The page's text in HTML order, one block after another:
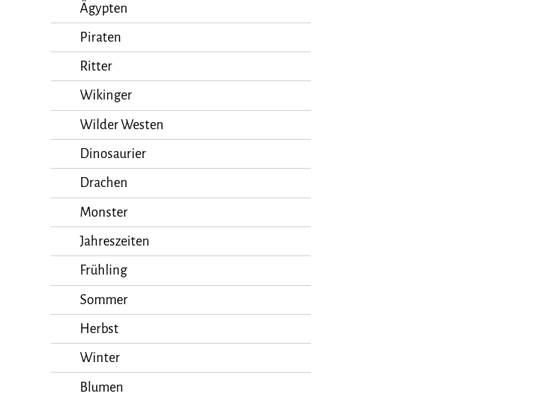
Ägypten
Piraten
Ritter
Wikinger
Wilder Westen
Dinosaurier
Drachen
Monster
Jahreszeiten
Frühling
Sommer
Herbst
Winter
Blumen